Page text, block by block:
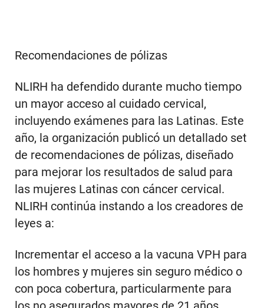
Recomendaciones de pólizas
NLIRH ha defendido durante mucho tiempo
un mayor acceso al cuidado cervical,
incluyendo exámenes para las Latinas. Este
año, la organización publicó un detallado set
de recomendaciones de pólizas, diseñado
para mejorar los resultados de salud para
las mujeres Latinas con cáncer cervical.
NLIRH continúa instando a los creadores de
leyes a:
Incrementar el acceso a la vacuna VPH para
los hombres y mujeres sin seguro médico o
con poca cobertura, particularmente para